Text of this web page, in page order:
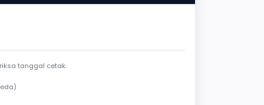
berlaku
tanggal cetak.